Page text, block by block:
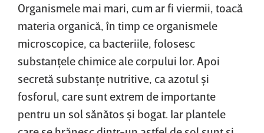
Organismele mai mari, cum ar fi viermii, toacă
materia organică, în timp ce organismele
microscopice, ca bacteriile, folosesc
substanţele chimice ale corpului lor. Apoi
secretă substanţe nutritive, ca azotul şi
fosforul, care sunt extrem de importante
pentru un sol sănătos şi bogat. Iar plantele